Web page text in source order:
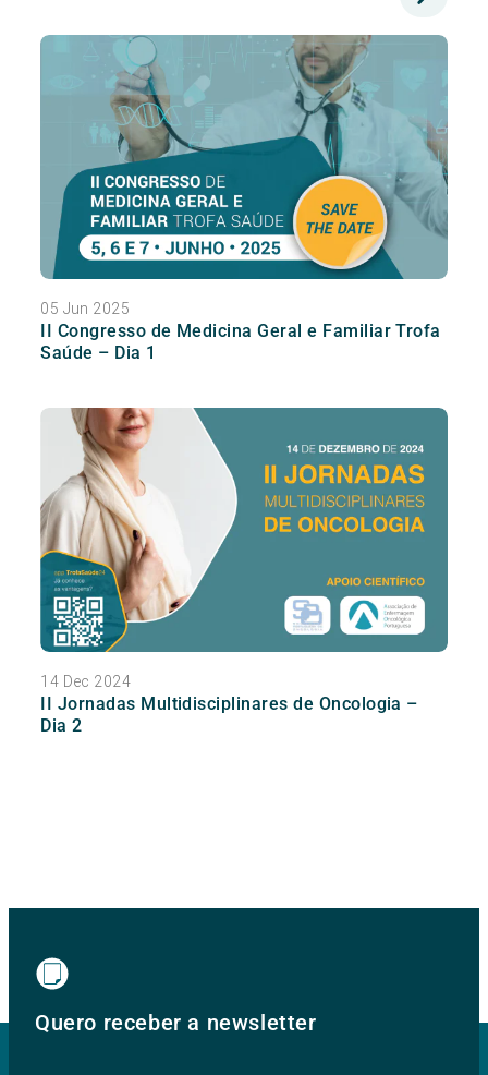
05 Jun 2025
II Congresso de Medicina Geral e Familiar Trofa
Saúde – Dia 1
14 Dec 2024
II Jornadas Multidisciplinares de Oncologia –
Dia 2
Quero receber a newsletter